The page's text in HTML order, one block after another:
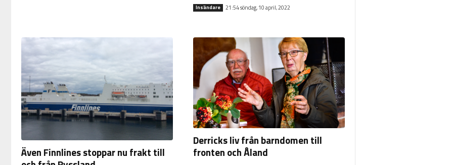
Insändare 21:54 söndag, 10 april, 2022
Även Finnlines stoppar nu frakt till
Derricks liv från barndomen till
fronten och Åland